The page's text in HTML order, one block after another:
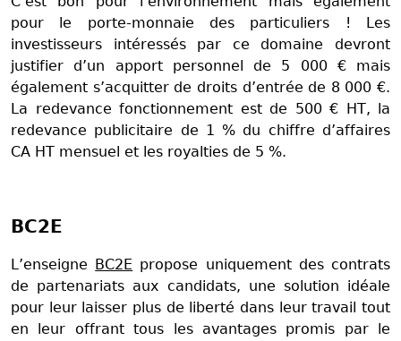
pour le porte-monnaie des particuliers ! Les
investisseurs intéressés par ce domaine devront
justifier d’un apport personnel de 5 000 € mais
également s’acquitter de droits d’entrée de 8 000 €.
La redevance fonctionnement est de 500 € HT, la
redevance publicitaire de 1 % du chiffre d’affaires
CA HT mensuel et les royalties de 5 %.
BC2E
L’enseigne BC2E propose uniquement des contrats
de partenariats aux candidats, une solution idéale
pour leur laisser plus de liberté dans leur travail tout
en leur offrant tous les avantages promis par le